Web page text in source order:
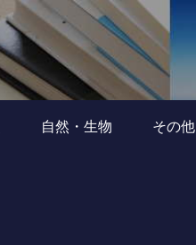
自然・生物 その他